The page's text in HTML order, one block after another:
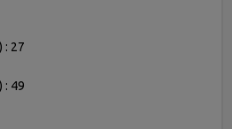
: 27
: 49